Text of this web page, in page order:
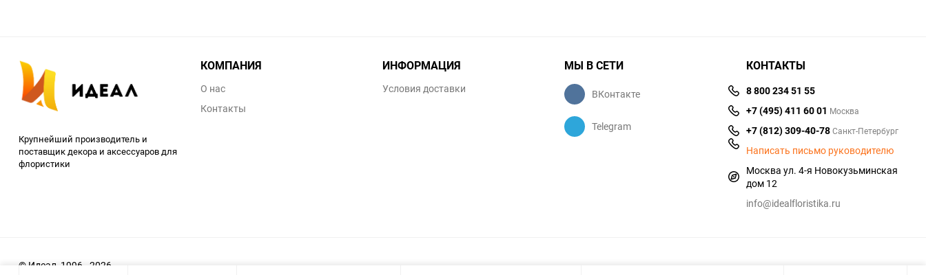
Крупнейший производитель и
поставщик декора и аксессуаров для
флористики
КОМПАНИЯ
О нас
Контакты
ИНФОРМАЦИЯ
Условия доставки
МЫ В СЕТИ
ВКонтакте
Telegram
КОНТАКТЫ
8 800 234 51 55
+7 (495) 411 60 01 Москва
+7 (812) 309-40-78Санкт-Петербург
Написать письмо руководителю
Москва ул. 4-я Новокузьминская
дом 12
info@idealfloristika.ru
© Идеал, 1996 - 2026